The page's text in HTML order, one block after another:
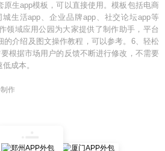
原生app模板，可以直接使用。模板包括电商
生活app、企业品牌app、社交论坛app等
领域应用公园为大家提供了制作助手，平台
的介绍及图文操作教程，可以参考。6、轻松
根据市场用户的反馈不断进行修改，不需要
成本。
作